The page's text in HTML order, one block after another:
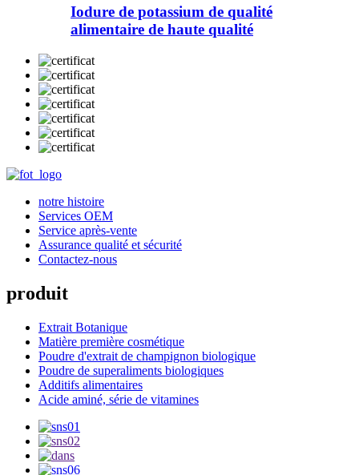
Iodure de potassium de qualité
alimentaire de haute qualité
notre histoire
Services OEM
Service après-vente
Assurance qualité et sécurité
Contactez-nous
produit
Extrait Botanique
Matière première cosmétique
Poudre d'extrait de champignon biologique
Poudre de superaliments biologiques
Additifs alimentaires
Acide aminé, série de vitamines